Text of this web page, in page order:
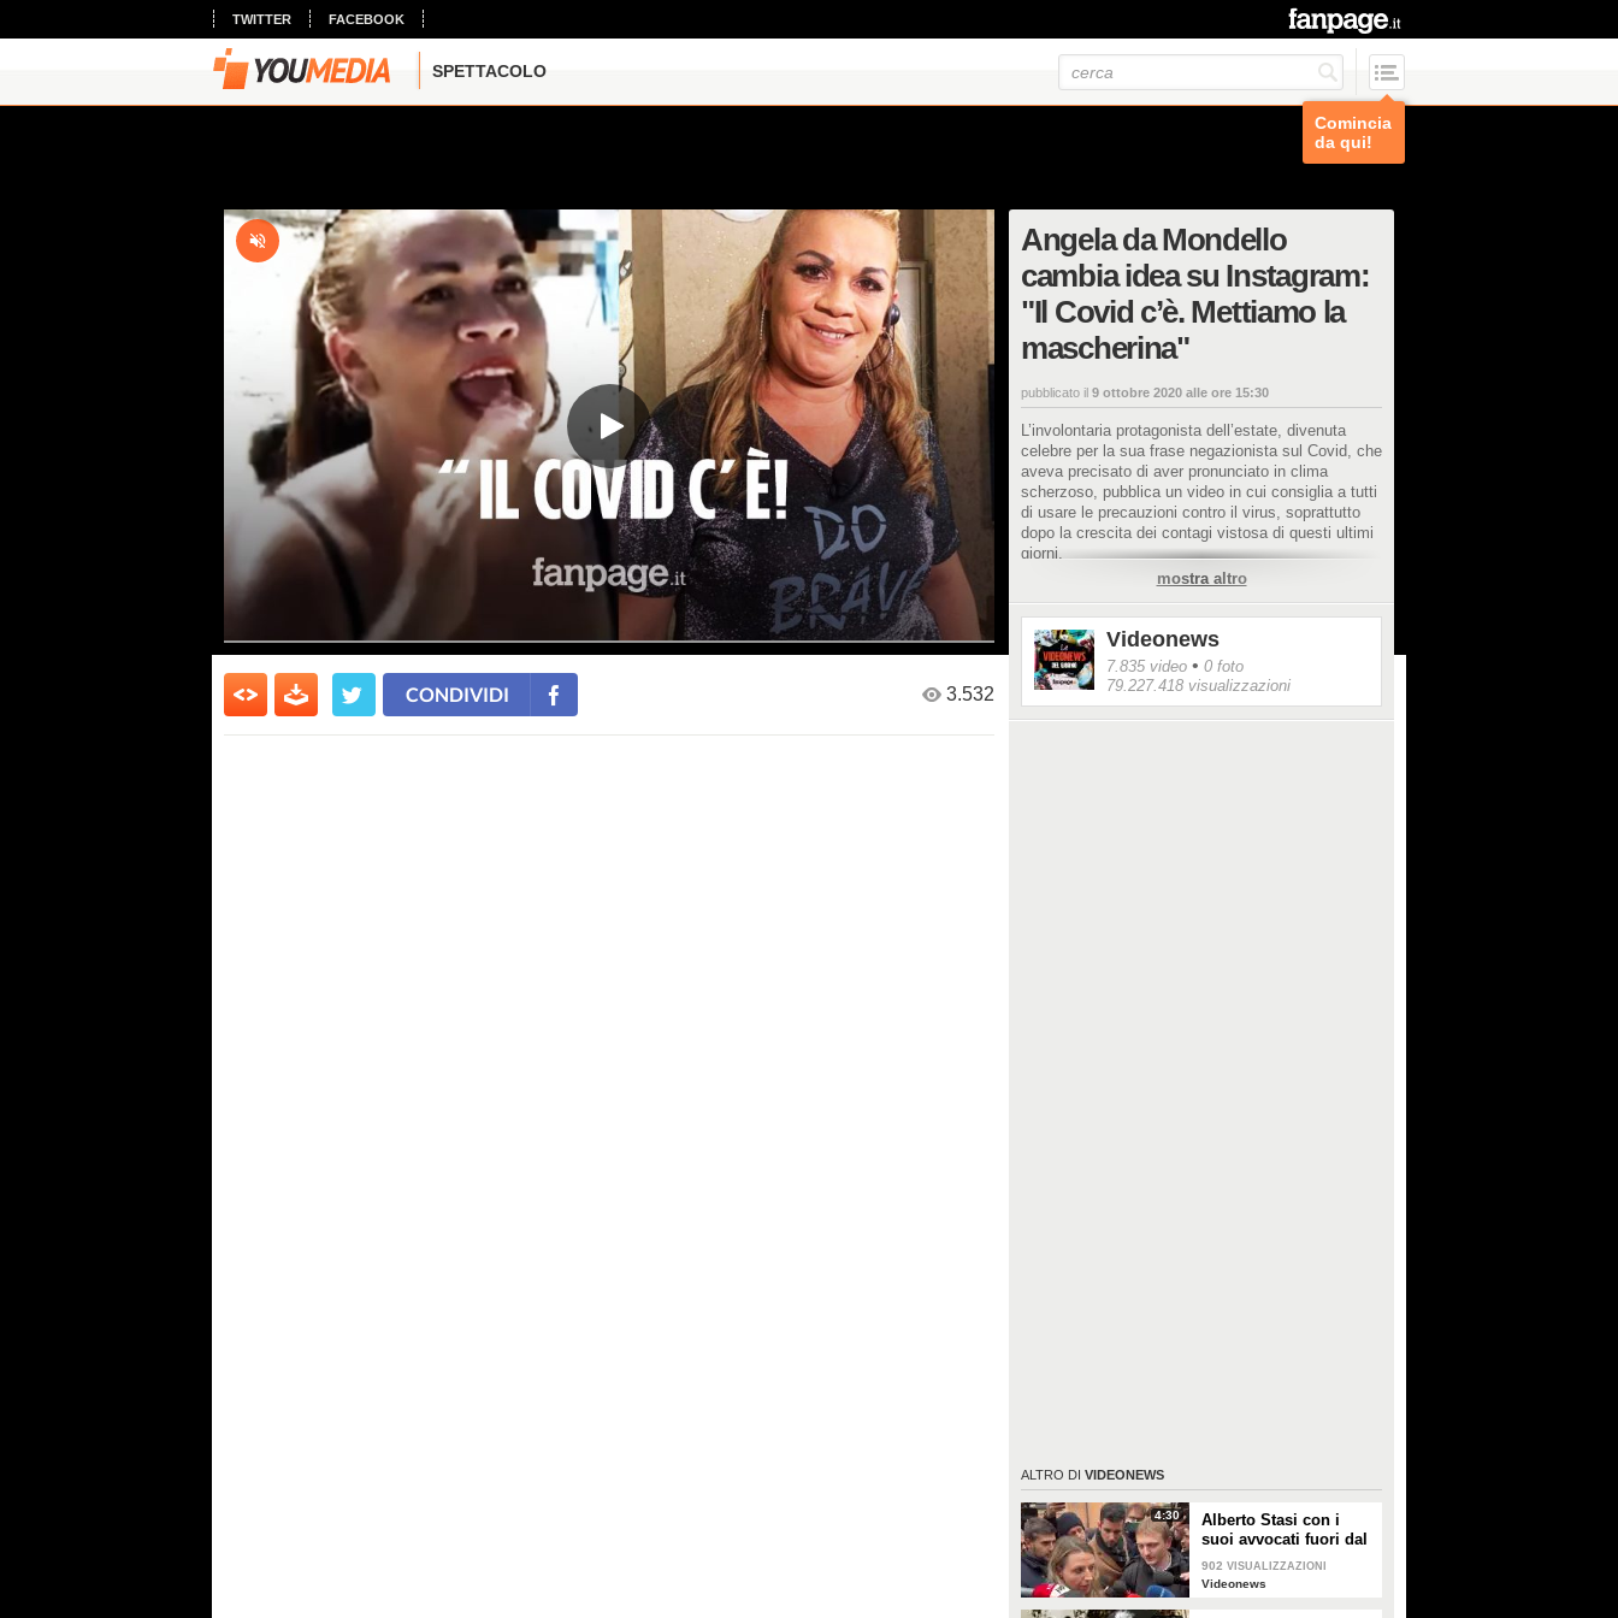
TWITTER FACEBOOK
SPETTACOLO
Comincia
da qui!
Angela da Mondello
cambia idea su Instagram:
"Il Covid c’è. Mettiamo la
mascherina"
pubblicato il 9 ottobre 2020 alle ore 15:30
L’involontaria protagonista dell’estate, divenuta
celebre per la sua frase negazionista sul Covid, che
aveva precisato di aver pronunciato in clima
scherzoso, pubblica un video in cui consiglia a tutti
di usare le precauzioni contro il virus, soprattutto
dopo la crescita dei contagi vistosa di questi ultimi
giorni.
Covid c’è. Mettiamo la mascherina":
https://gossip.fanpage.it/angela-da-mondello-fa-
marcia-indietro-il-covid-ce-mettete-la-mascherina/
https://gossip.fanpage.it/
mostra altro
Videonews
7.835 video • 0 foto
79.227.418 visualizzazioni
ALTRO DI VIDEONEWS
4:30
Alberto Stasi con i
suoi avvocati fuori dal
Tribunale: "Abbiate
pazienza"
902 VISUALIZZAZIONI
Videonews
CONDIVIDI 3.532